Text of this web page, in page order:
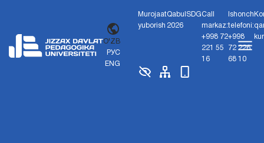
O'ZB
РУС
ENG
Murojaat
yuborish
Qabul
2026
SDGCall
markaz:
+998 72
221 55
16
Ishonch
telefoni:
+998
72 226
68 10